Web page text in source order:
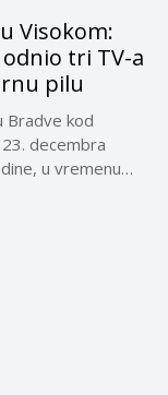
Visokom:
tri TV-a
pilu
Bradve kod
decembra
u vremenu